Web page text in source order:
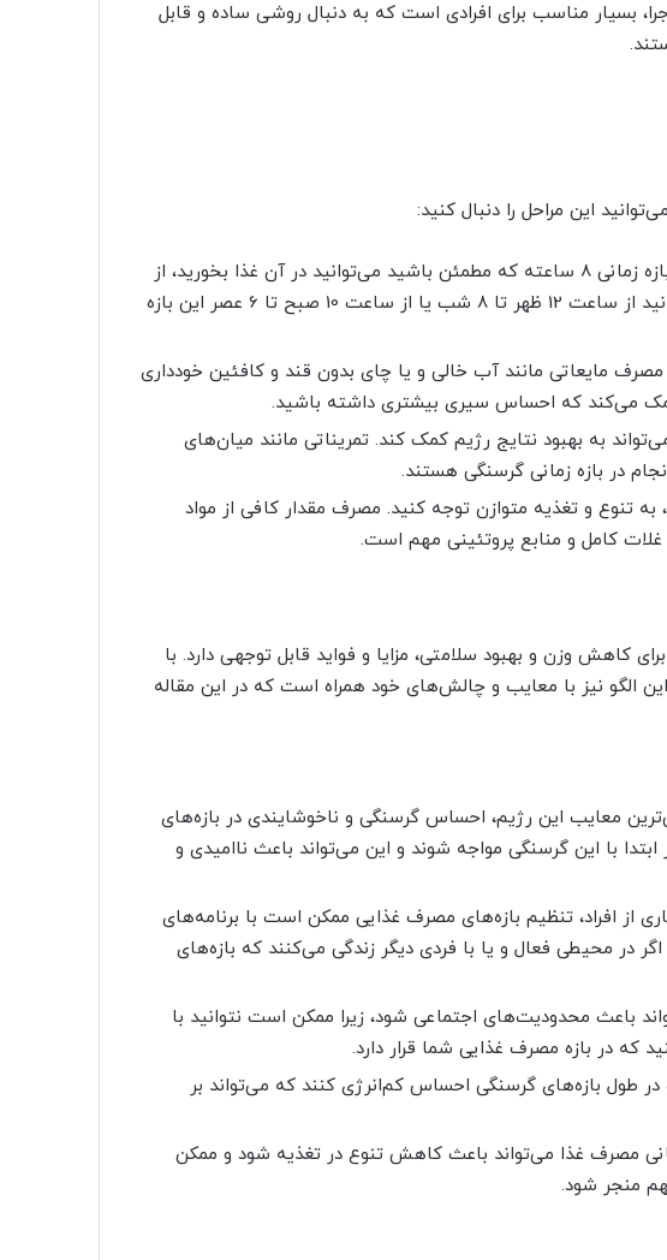
سادگی اجرا، بسیار مناسب برای افرادی است که به دنبال روشی ساده و قابل
: انتخاب یک بازه زمانی 8 ساعته که مطمئن باشید می‌توانید در آن غذا بخورید، از
اهمیت بالایی برخوردار است. مثلاً می‌توانید از ساعت 12 ظهر تا 8 شب یا از ساعت 10 صبح تا 6 عصر این بازه
مصرف مایعاتی مانند آب خالی و یا چای بدون قند و کافئین خودداری
می‌کند که احساس سیری بیشتری داشته باشید.
به بهبود نتایج رژیم کمک کند. تمریناتی مانند میان‌های
در بازه زمانی گرسنگی هستند.
به تنوع و تغذیه متوازن توجه کنید. مصرف مقدار کافی از مواد
کامل و منابع پروتئینی مهم است.
برای کاهش وزن و بهبود سلامتی، مزایا و فواید قابل توجهی دارد. با
الگو نیز با معایب و چالش‌های خود همراه است که در این مقاله
معایب این رژیم، احساس گرسنگی و ناخوشایندی در بازه‌های
با این گرسنگی مواجه شوند و این می‌تواند باعث ناامیدی و
از افراد، تنظیم بازه‌های مصرف غذایی ممکن است با برنامه‌های
در محیطی فعال و یا با فردی دیگر زندگی می‌کنند که بازه‌های
16/8 می‌تواند باعث محدودیت‌های اجتماعی شود، زیرا ممکن است نتوانید با
که در بازه مصرف غذایی شما قرار دارد.
طول بازه‌های گرسنگی احساس کم‌انرژی کنند که می‌تواند بر
مصرف غذا می‌تواند باعث کاهش تنوع در تغذیه شود و ممکن
منجر شود.